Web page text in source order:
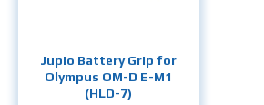
Jupio Battery Grip for
Olympus OM-D E-M1
(HLD-7)